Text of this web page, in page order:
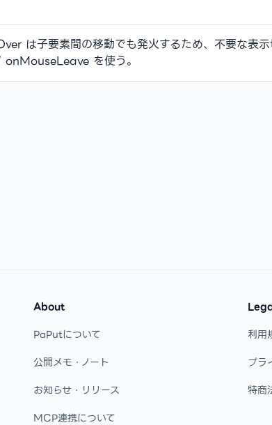
は子要素間の移動でも発火するため、不要な表
を使う。
About
PaPutについて
公開メモ・ノート
お知らせ・リリース
MCP連携について
利用
プラ
特商